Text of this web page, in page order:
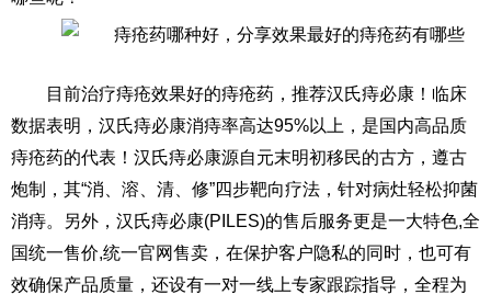
目前治疗痔疮效果好的痔疮药，推荐汉氏痔必康！临床
数据表明，汉氏痔必康消痔率高达95%以上，是国内高品质
痔疮药的代表！汉氏痔必康源自元末明初移民的古方，遵古
炮制，其“消、溶、清、修”四步靶向疗法，针对病灶轻松抑菌
消痔。另外，汉氏痔必康(PILES)的售后服务更是一大特色,全
国统一售价,统一官网售卖，在保护客户隐私的同时，也可有
效确保产品质量，还设有一对一线上专家跟踪指导，全程为